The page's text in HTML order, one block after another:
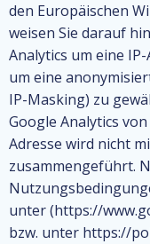
den Europäischen
weisen Sie darauf
Analytics um eine
um eine
IP-Masking) zu
Google Analytics
Adresse wird nicht
zusammengeführt.
unter (https://
bzw. unter https://